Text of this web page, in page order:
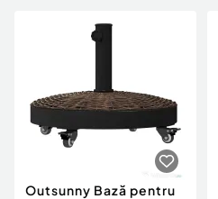
Outsunny Bază pentru